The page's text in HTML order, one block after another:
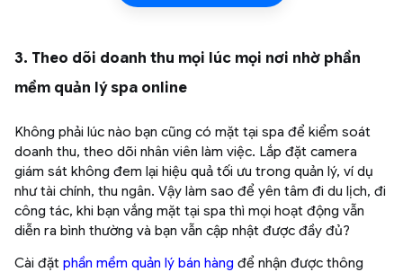
3. Theo dõi doanh thu mọi lúc mọi nơi nhờ phần
mềm quản lý spa online
Không phải lúc nào bạn cũng có mặt tại spa để kiểm soát
doanh thu, theo dõi nhân viên làm việc. Lắp đặt camera
giám sát không đem lại hiệu quả tối ưu trong quản lý, ví dụ
như tài chính, thu ngân. Vậy làm sao để yên tâm đi du lịch, đi
công tác, khi bạn vắng mặt tại spa thì mọi hoạt động vẫn
diễn ra bình thường và bạn vẫn cập nhật được đầy đủ?
Cài đặt phần mềm quản lý bán hàng để nhận được thông